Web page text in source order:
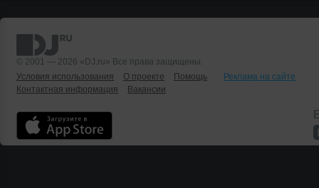
© 2001 — 2026 «DJ.ru» Все права защищены.
Условия использования
О проекте Помощь
Реклама на сайте
Контактная информация
Вакансии